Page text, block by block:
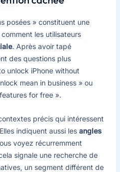
posées » constituent une
les utilisateurs
. Après avoir tapé
des questions plus
unlock iPhone without
mean in business » ou
for free ».
précis qui intéressent
indiquent aussi les angles
voyez récurremment
signale une recherche de
un segment différent de